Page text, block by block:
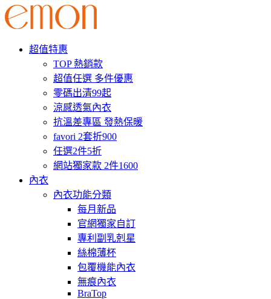
超值特惠
TOP 熱銷款
超值任選 多件優惠
零碼出清99起
涼感透氣內衣
抗溫差專區 發熱保暖
favori 2套折900
任選2件5折
網站獨家款 2件1600
內衣
內衣功能分類
每月新品
官網獨家自訂
專利副乳剋星
絲棉薄杯
包覆機能內衣
無痕內衣
BraTop